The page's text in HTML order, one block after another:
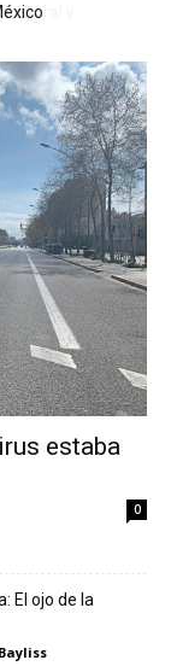
estaba
0
El ojo de la